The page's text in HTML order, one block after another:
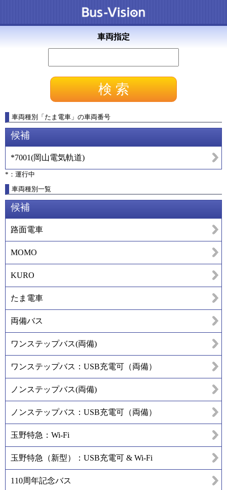
車両指定
車両種別 「 たま電車 」 の車両番号
候補
*7001(岡山電気軌道)
*：運行中
車両種別一覧
候補
路面電車
MOMO
KURO
たま電車
両備バス
ワンステップバス(両備)
ワンステップバス：USB充電可（両備）
ノンステップバス(両備)
ノンステップバス：USB充電可（両備）
玉野特急：Wi-Fi
玉野特急（新型）：USB充電可 & Wi-Fi
110周年記念バス